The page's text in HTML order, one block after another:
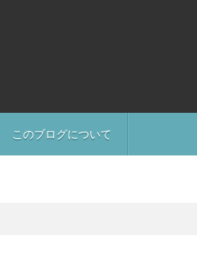
このブログについて